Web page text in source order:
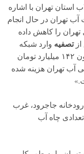
استان تهران با اشاره
آب تهران در حال انجام
را کاهش داده
ازتصفیه وارد شبکه
بهره برداری خواهیم کرد. از سال ۸۹ تاکنون ۱۴۲ میلیارد تومان
آب تهران هزینه شده
جاجرود، غرب
چاه آب